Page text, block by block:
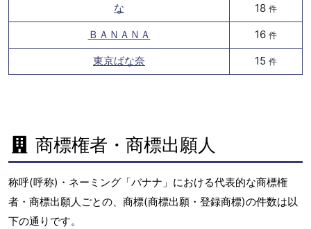
な
18 件
ＢＡＮＡＮＡ 16 件
東京ばな奈 15 件
商標権者・商標出願人
称呼(呼称)・ネーミング「バナナ」における代表的な商標権
者・商標出願人ごとの、商標(商標出願・登録商標)の件数は以
下の通りです。